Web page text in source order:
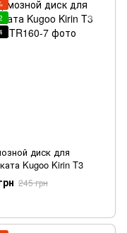
диск для
Kugoo Kirin T3
245 грн